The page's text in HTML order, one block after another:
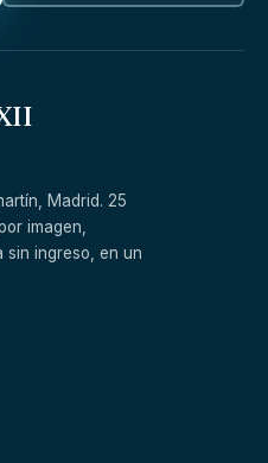
Madrid. 25
imagen,
sin ingreso, en un